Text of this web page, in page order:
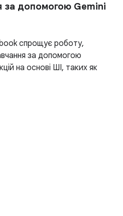
за допомогою Gemini
спрощує роботу,
за допомогою
на основі ШІ, таких як